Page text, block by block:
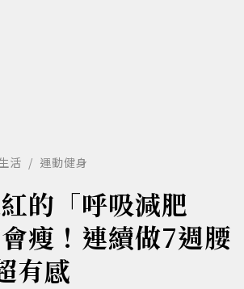
活 運動健身
的「呼吸減肥
瘦！連續做7週腰
有感